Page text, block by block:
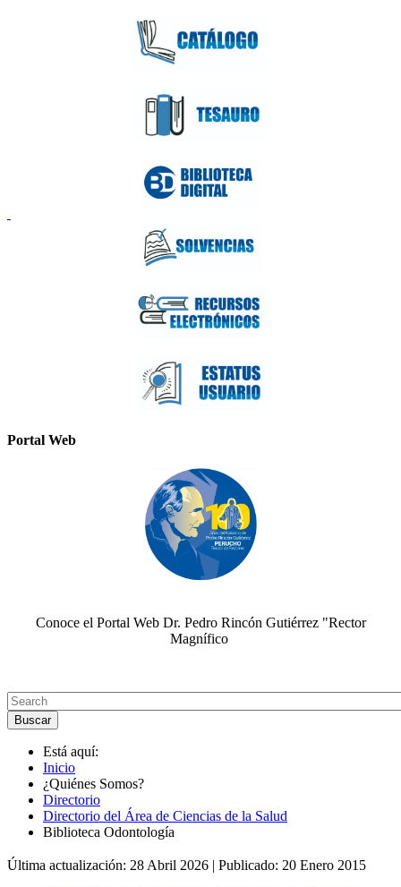
Portal Web
Conoce el Portal Web Dr. Pedro Rincón Gutiérrez "Rector
Magnífico
Está aquí:
Inicio
¿Quiénes Somos?
Directorio
Directorio del Área de Ciencias de la Salud
Biblioteca Odontología
Última actualización: 28 Abril 2026 | Publicado: 20 Enero 2015